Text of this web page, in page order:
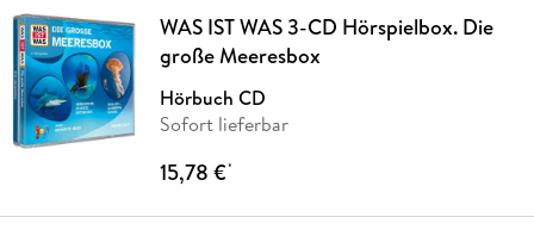
WAS IST WAS 3-CD Hörspielbox. Die
große Meeresbox
Hörbuch CD
Sofort lieferbar
15,78 €*